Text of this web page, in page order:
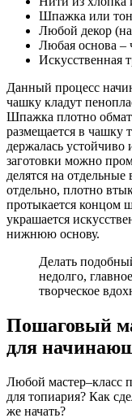
Шпажка или
Любой декор
Любая основа –
Искусственная
Данный процесс
чашку кладут
Шпажка плотно
размещается в чашку
держалась
заготовки можно
делятся на
отдельно, плотно
протыкается концом
украшается
нижнюю основу.
Делать
недолго,
творческое
Пошаговый
для
Любой мастер–класс
для топиария? Как
же начать?